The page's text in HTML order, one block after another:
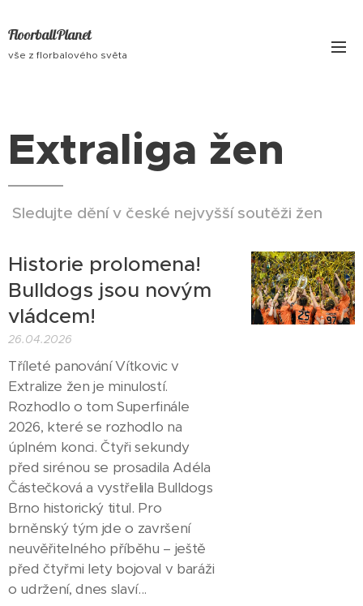
FloorballPlanet
vše z florbalového světa
Extraliga žen
Sledujte dění v české nejvyšší soutěži žen
Historie prolomena!
Bulldogs jsou novým
vládcem!
26.04.2026
Tříleté panování Vítkovic v
Extralize žen je minulostí.
Rozhodlo o tom Superfinále
2026, které se rozhodlo na
úplném konci. Čtyři sekundy
před sirénou se prosadila Adéla
Částečková a vystřelila Bulldogs
Brno historický titul. Pro
brněnský tým jde o završení
neuvěřitelného příběhu – ještě
před čtyřmi lety bojoval v baráži
o udržení, dnes slaví...